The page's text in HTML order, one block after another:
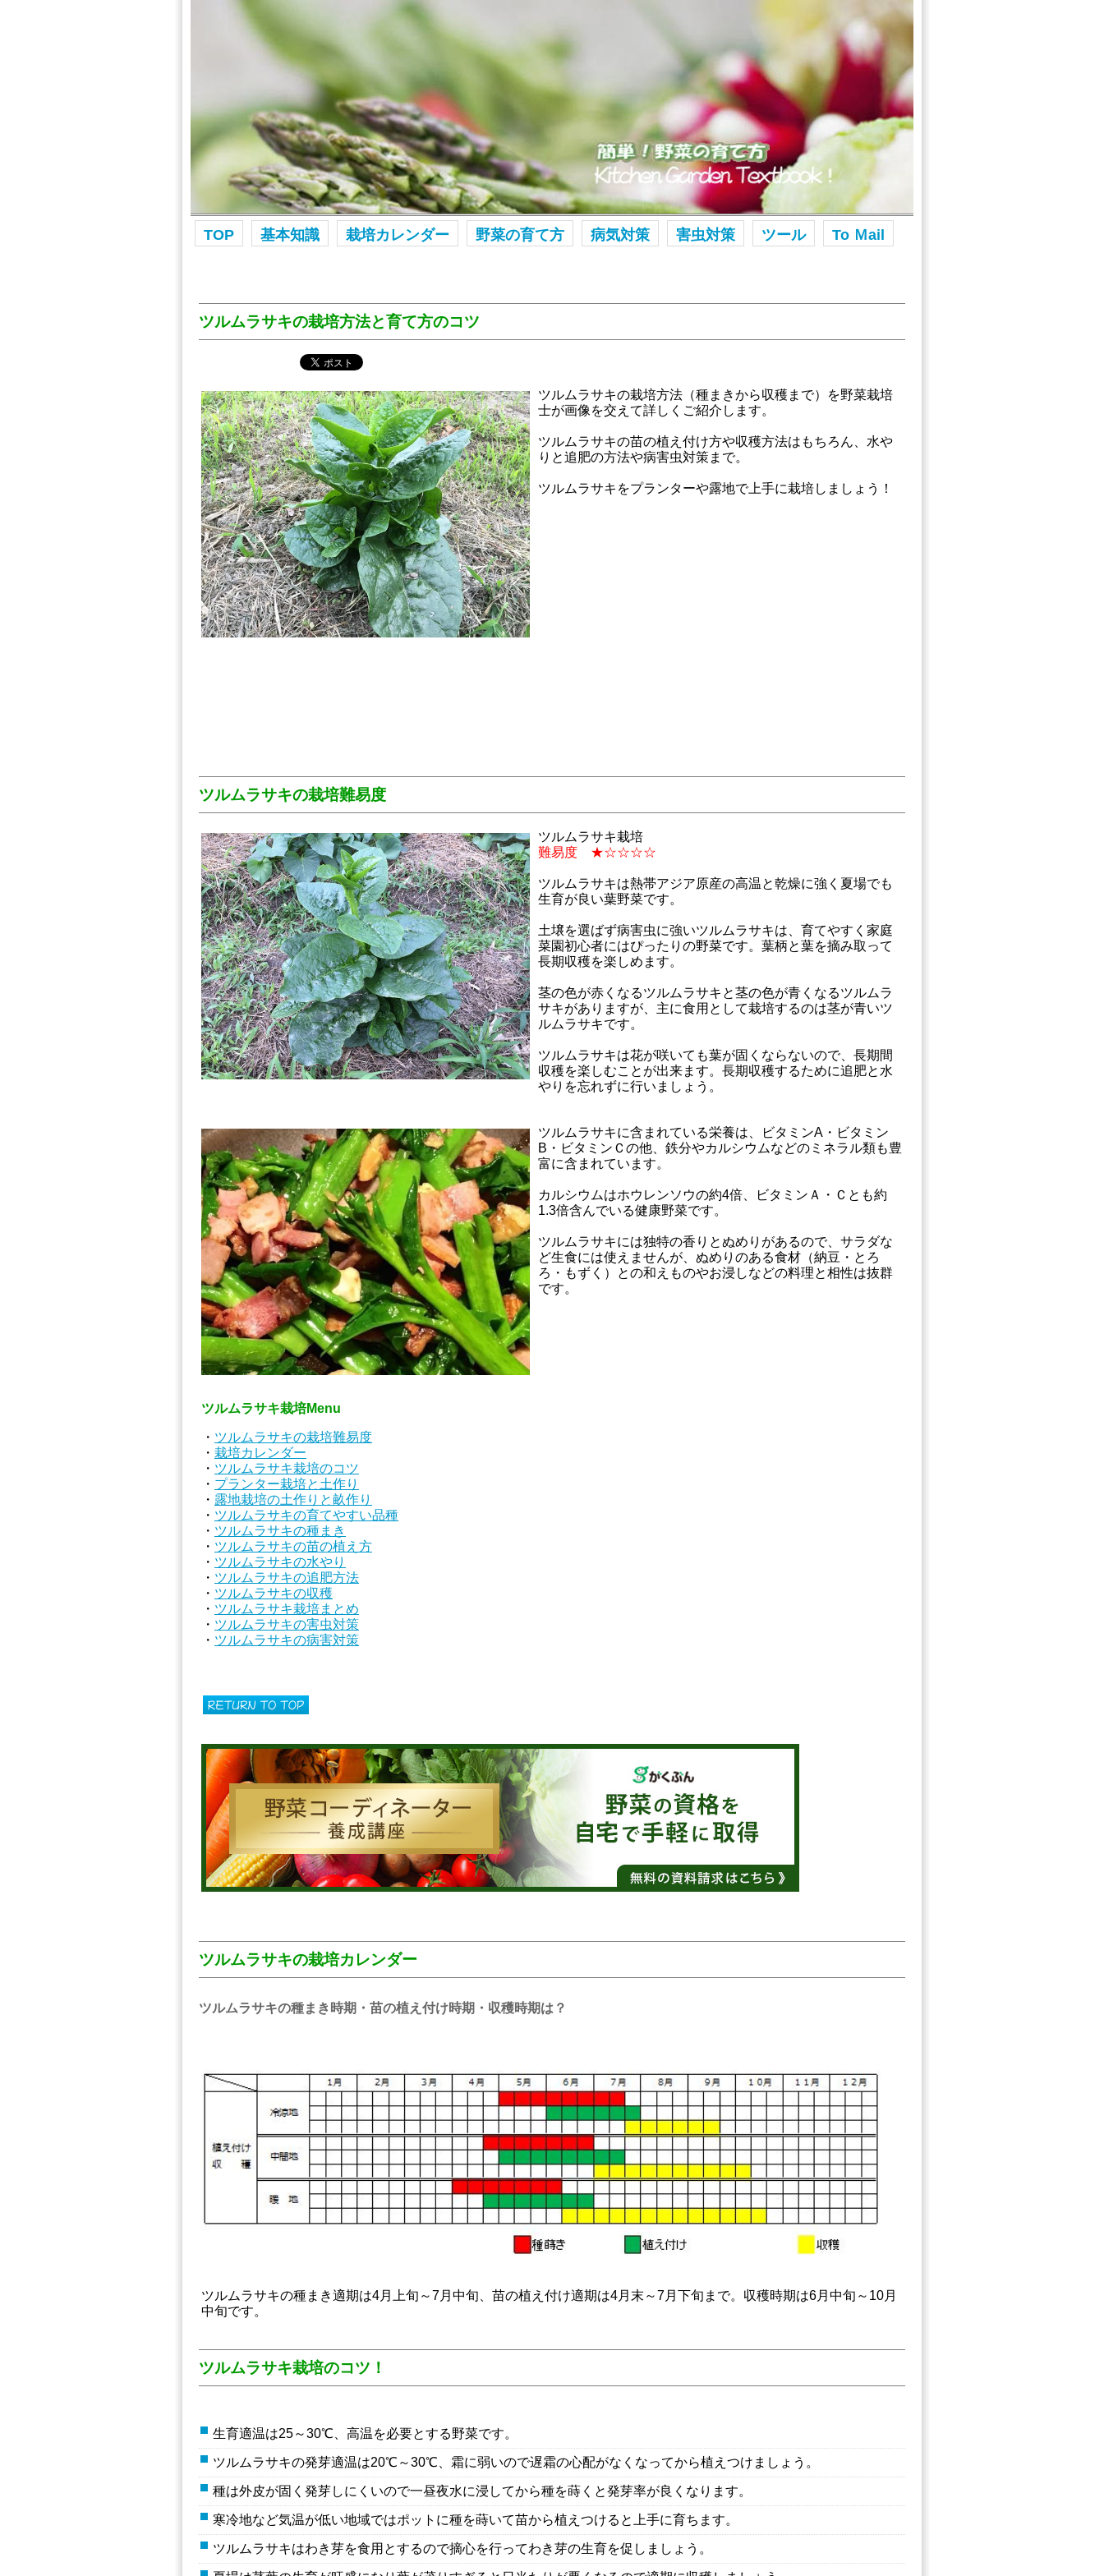
ツルムラサキの栽培方法と育て方のコツ
ツルムラサキの栽培方法（種まきから収穫まで）を野菜栽培
士が画像を交えて詳しくご紹介します。
ツルムラサキの苗の植え付け方や収穫方法はもちろん、水や
りと追肥の方法や病害虫対策まで。
ツルムラサキをプランターや露地で上手に栽培しましょう！
ツルムラサキの栽培難易度
ツルムラサキ栽培
難易度 ★☆☆☆☆
ツルムラサキは熱帯アジア原産の高温と乾燥に強く夏場でも
生育が良い葉野菜です。
土壌を選ばず病害虫に強いツルムラサキは、育てやすく家庭
菜園初心者にはぴったりの野菜です。葉柄と葉を摘み取って
長期収穫を楽しめます。
茎の色が赤くなるツルムラサキと茎の色が青くなるツルムラ
サキがありますが、主に食用として栽培するのは茎が青いツ
ルムラサキです。
ツルムラサキは花が咲いても葉が固くならないので、長期間
収穫を楽しむことが出来ます。長期収穫するために追肥と水
やりを忘れずに行いましょう。
ツルムラサキに含まれている栄養は、ビタミンA・ビタミン
B・ビタミンＣの他、鉄分やカルシウムなどのミネラル類も豊
富に含まれています。
カルシウムはホウレンソウの約4倍、ビタミンＡ・Ｃとも約
1.3倍含んでいる健康野菜です。
ツルムラサキには独特の香りとぬめりがあるので、サラダな
ど生食には使えませんが、ぬめりのある食材（納豆・とろ
ろ・もずく）との和えものやお浸しなどの料理と相性は抜群
です。
ツルムラサキ栽培Menu
・ ツルムラサキの栽培難易度
・ 栽培カレンダー
・ ツルムラサキ栽培のコツ
・ プランター栽培と土作り
・ 露地栽培の土作りと畝作り
・ ツルムラサキの育てやすい品種
・ ツルムラサキの種まき
・ ツルムラサキの苗の植え方
・ ツルムラサキの水やり
・ ツルムラサキの追肥方法
・ ツルムラサキの収穫
・ ツルムラサキ栽培まとめ
・ ツルムラサキの害虫対策
・ ツルムラサキの病害対策
ツルムラサキの栽培カレンダー
ツルムラサキの種まき時期・苗の植え付け時期・収穫時期は？
ツルムラサキの種まき適期は4月上旬～7月中旬、苗の植え付け適期は4月末～7月下旬まで。収穫時期は6月中旬～10月
中旬です。
ツルムラサキ栽培のコツ！
生育適温は25～30℃、高温を必要とする野菜です。
ツルムラサキの発芽適温は20℃～30℃、霜に弱いので遅霜の心配がなくなってから植えつけましょう。
種は外皮が固く発芽しにくいので一昼夜水に浸してから種を蒔くと発芽率が良くなります。
寒冷地など気温が低い地域ではポットに種を蒔いて苗から植えつけると上手に育ちます。
ツルムラサキはわき芽を食用とするので摘心を行ってわき芽の生育を促しましょう。
TOP 基本知識 栽培カレンダー 野菜の育て方 病気対策 害虫対策 ツール To Ｍail